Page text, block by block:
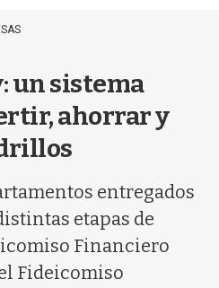
e
un sistema
ahorrar y
entregados
etapas de
Financiero
Fideicomiso